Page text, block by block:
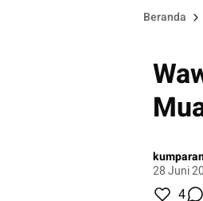
Beranda
28 Juni
4